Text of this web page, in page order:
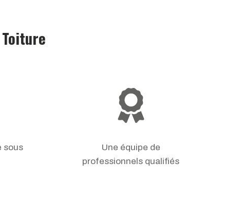
sous
Une équipe de
professionnels qualifiés